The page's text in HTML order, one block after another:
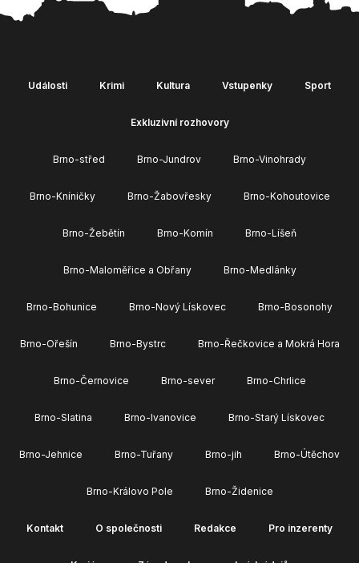
Události Krimi Kultura Vstupenky Sport
Exkluzivní rozhovory
Brno-střed Brno-Jundrov Brno-Vinohrady
Brno-Kníničky Brno-Žabovřesky Brno-Kohoutovice
Brno-Žebětín Brno-Komín Brno-Líšeň
Brno-Maloměřice a Obřany Brno-Medlánky
Brno-Bohunice Brno-Nový Lískovec Brno-Bosonohy
Brno-Ořešín Brno-Bystrc Brno-Řečkovice a Mokrá Hora
Brno-Černovice Brno-sever Brno-Chrlice
Brno-Slatina Brno-Ivanovice Brno-Starý Lískovec
Brno-Jehnice Brno-Tuřany Brno-jih Brno-Útěchov
Brno-Královo Pole Brno-Židenice
Kontakt O společnosti Redakce Pro inzerenty